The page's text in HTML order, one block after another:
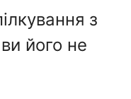
з
його не